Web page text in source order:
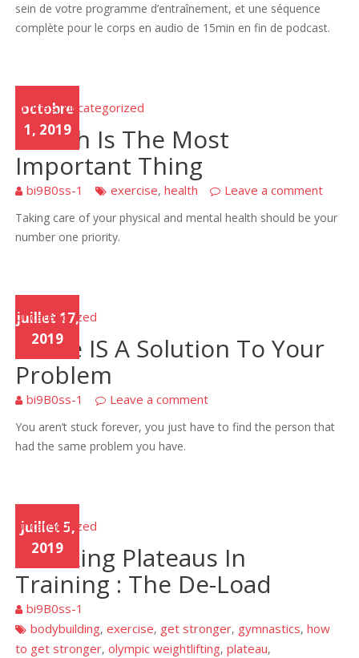
sein de votre programme d’entraînement, et une séquence
complète pour le corps en audio de 15min en fin de podcast.
octobre
1, 2019
Articles,Uncategorized
Health Is The Most
Important Thing
bi9B0ss-1 exercise,health Leave a comment
Taking care of your physical and mental health should be your
number one priority.
juillet 17,
2019
Uncategorized
There IS A Solution To Your
Problem
bi9B0ss-1 Leave a comment
You aren’t stuck forever, you just have to find the person that
had the same problem you have.
juillet 5,
2019
Uncategorized
Breaking Plateaus In
Training : The De-Load
bi9B0ss-1
bodybuilding,exercise, get stronger, gymnastics,how
to get stronger,olympic weightlifting,plateau,